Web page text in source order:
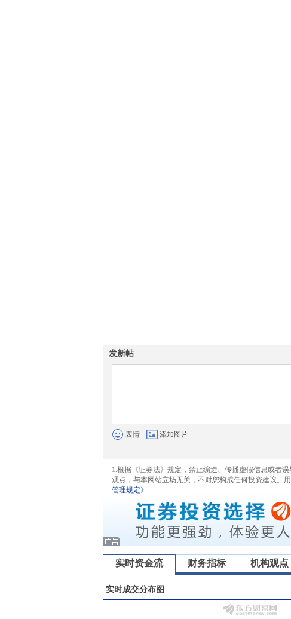
发新帖
表情 添加图片
1.根据《证券法》规定，禁止编造、传播虚假信息或者
观点，与本网站立场无关，不对您构成任何投资建议。
管理规定》
实时资金流 财务指标 机构观点
实时成交分布图